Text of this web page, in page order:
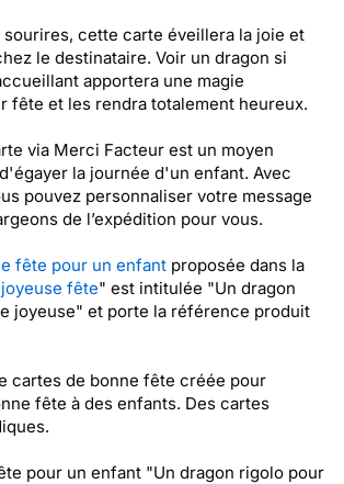
sourires, cette carte éveillera la joie et
le destinataire. Voir un dragon si
apportera une magie
fête et les rendra totalement heureux.
via Merci Facteur est un moyen
la journée d'un enfant. Avec
pouvez personnaliser votre message
de l’expédition pour vous.
fête pour un enfant proposée dans la
fête" est intitulée "Un dragon
joyeuse" et porte la référence produit
cartes de bonne fête créée pour
fête à des enfants. Des cartes
pour un enfant "Un dragon rigolo pour